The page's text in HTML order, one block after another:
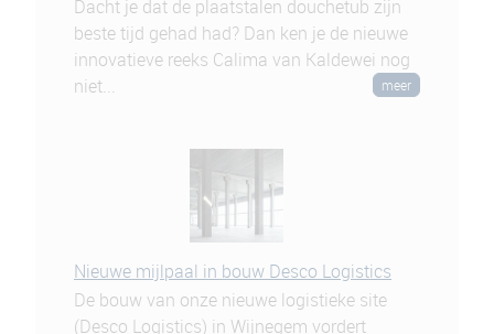
Dacht je dat de plaatstalen douchetub zijn
beste tijd gehad had? Dan ken je de nieuwe
innovatieve reeks Calima van Kaldewei nog
niet...
meer
Nieuwe mijlpaal in bouw Desco Logistics
De bouw van onze nieuwe logistieke site
(Desco Logistics) in Wijnegem vordert